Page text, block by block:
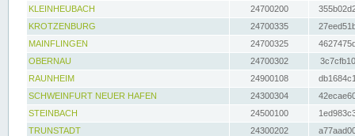
KLEINHEUBACH 24700200
KROTZENBURG
24700335
MAINFLINGEN
24700325
OBERNAU
24700302
RAUNHEIM
24900108
SCHWEINFURT NEUER HAFEN
24300304
STEINBACH
24500100
TRUNSTADT
24300202